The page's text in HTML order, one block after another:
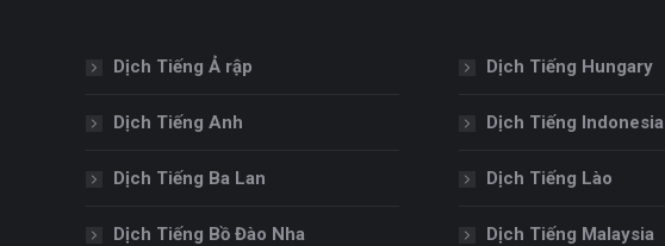
Dịch Tiếng Ả rập
Dịch Tiếng Anh
Dịch Tiếng Ba Lan
Dịch Tiếng Bồ Đào Nha
Dịch Tiếng Hungary
Dịch Tiếng Indonesia
Dịch Tiếng Lào
Dịch Tiếng Malaysia